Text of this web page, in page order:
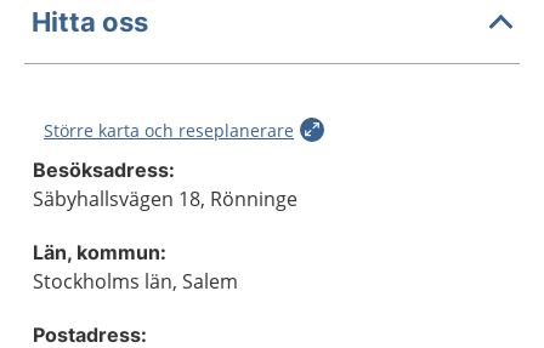
Hitta oss
Större karta och reseplanerare
Besöksadress:
Säbyhallsvägen 18, Rönninge
Län, kommun:
Stockholms län, Salem
Postadress: